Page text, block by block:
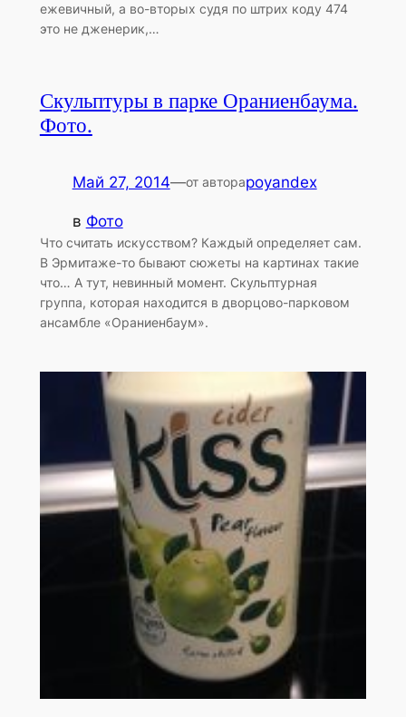
ежевичный, а во-вторых судя по штрих коду 474
это не дженерик,…
Скульптуры в парке Ораниенбаума.
Фото.
Май 27, 2014—от автораpoyandex
в Фото
Что считать искусством? Каждый определяет сам.
В Эрмитаже-то бывают сюжеты на картинах такие
что… А тут, невинный момент. Скульптурная
группа, которая находится в дворцово-парковом
ансамбле «Ораниенбаум».